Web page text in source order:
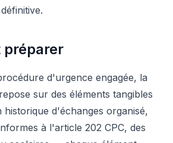
d'urgence engagée, la
sur des éléments tangibles
historique d'échanges organisé,
à l'article 202 CPC, des